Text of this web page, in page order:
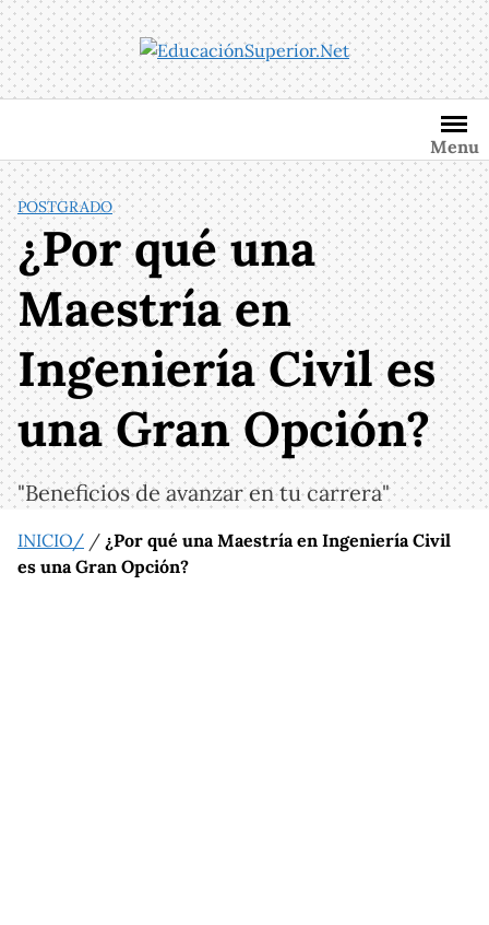
Saltar
al
contenido
Menu
POSTGRADO
¿Por qué una
Maestría en
Ingeniería Civil es
una Gran Opción?
"Beneficios de avanzar en tu carrera"
INICIO/ / ¿Por qué una Maestría en Ingeniería Civil
es una Gran Opción?